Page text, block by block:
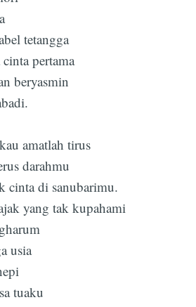
tetangga
pertama
beryasmin
amatlah tirus
darahmu
cinta di sanubarimu.
yang tak kupahami
usia
tuaku